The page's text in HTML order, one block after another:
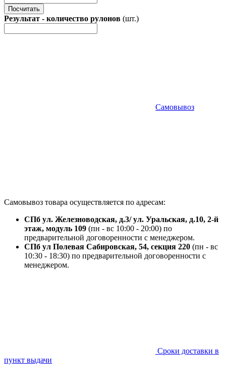
Посчитать
Результат - количество рулонов (шт.)
Самовывоз
Самовывоз товара осуществляется по адресам:
СПб ул. Железноводская, д.3/ ул. Уральская, д.10, 2-й
этаж, модуль 109 (пн - вс 10:00 - 20:00) по
предварительной договоренности с менеджером.
СПб ул Полевая Сабировская, 54, секция 220 (пн - вс
10:30 - 18:30) по предварительной договоренности с
менеджером.
Сроки доставки в
пункт выдачи